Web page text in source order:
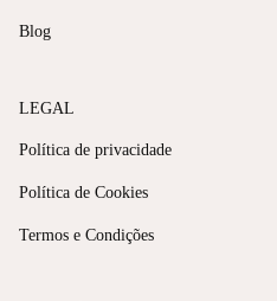
Blog
LEGAL
Política de privacidade
Política de Cookies
Termos e Condições